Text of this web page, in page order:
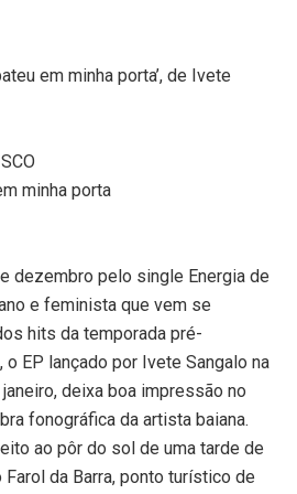
em minha porta’, de Ivete
minha porta
dezembro pelo single Energia de
e feminista que vem se
hits da temporada pré-
EP lançado por Ivete Sangalo na
deixa boa impressão no
fonográfica da artista baiana.
ao pôr do sol de uma tarde de
da Barra, ponto turístico de